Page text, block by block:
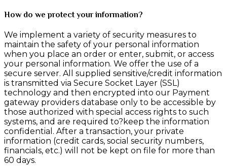
How do we protect your information?
We implement a variety of security measures to
maintain the safety of your personal information
when you place an order or enter, submit, or access
your personal information. We offer the use of a
secure server. All supplied sensitive/credit information
is transmitted via Secure Socket Layer (SSL)
technology and then encrypted into our Payment
gateway providers database only to be accessible by
those authorized with special access rights to such
systems, and are required to?keep the information
confidential. After a transaction, your private
information (credit cards, social security numbers,
financials, etc.) will not be kept on file for more than
60 days.